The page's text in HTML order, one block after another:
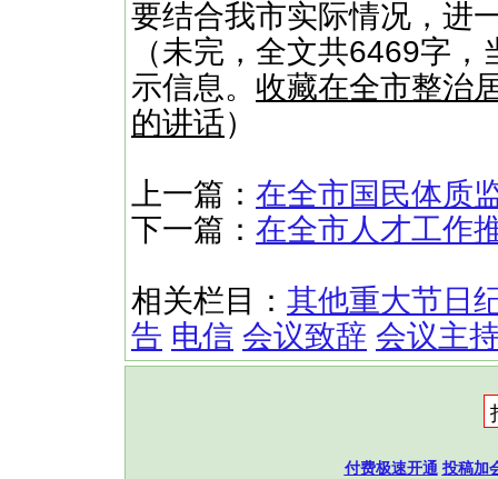
要结合我市实际情况，
（未完，全文共6469字
示信息。 收藏在全市整治
的讲话）
上一篇： 在全市国民体质
下一篇： 在全市人才工作
相关栏目： 其他重大节日
告 电信 会议致辞 会议主
付费极速开通 投稿加